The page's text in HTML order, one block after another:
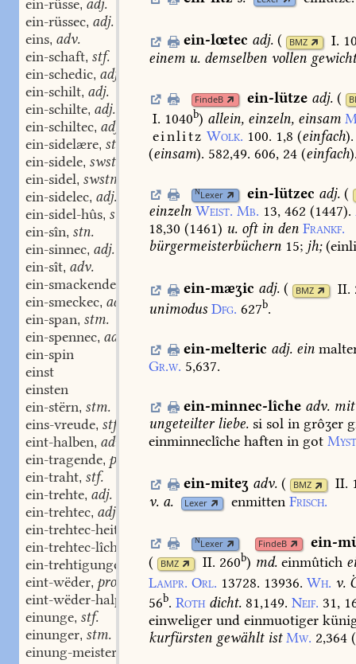
ein-rüsse, adj.
ein-rüssec, adj.
eins, adv.
ein-schaft, stf.
ein-schedic, adj.
ein-schilt, adj.
ein-schilte, adj.
ein-schiltec, adj.
ein-sidelære, stm.
ein-sidele, swstm.
ein-sidel, swstm.
ein-sidelec, adj.
ein-sidel-hûs, stn.
ein-sîn, stn.
ein-sinnec, adj.
ein-sît, adv.
ein-smackende
part. adj.
ein-smeckec, adj.
ein-span, stm.
ein-spennec, adj.
ein-spin
einst
einsten
ein-stërn, stm.
eins-vreude, stf.
eint-halben, adv.
ein-tragende, part. adj.
ein-traht, stf.
ein-trehte, adj.
ein-trehtec, adj.
ein-trehtec-heit
ein-trehtec-lîche
adv.
ein-trehtigunge
eint-wëder, pron.
eint-wëder-halp
adv.
einunge, stf.
einunger, stm.
einung-meister
ein-lœtec adj. ( BMZ
I.
einem u. demselben vollen
FindeB ein-lütze adj. (
I. 1040b) allein, einzeln, einsam
einlitz Wolk. 100. 1,8 (einfach).
(einsam). 582,49. 606, 24 (einfach
NLexer ein-lützec adj. (
einzeln Weist. Mb. 13, 462 (1447).
18,30 (1461) u. oftin den Frankf.
bürgermeisterbüchern 15; jh;
ein-mæʒic adj. ( BMZ
II.
unimodus Dfg. 627b.
ein-melteric adj. ein
Gr.w. 5,637.
ein-minnec-lîche adv. mit
ungeteilterliebe. si sol in grôʒer
einminneclîche haften in got
ein-miteʒ adv. ( BMZ
II.
v. a. Lexer enmitten Frisch.
NLexer FindeB
ein-
(
BMZ II. 260b) md. einmûtich
Lampr. Orl. 13728. 13936. Wh. v.
56b. Roth dicht. 81,149. Neif. 31,
einweliger und einmuotiger
kurfürsten gewähltist Mw. 2,364 (